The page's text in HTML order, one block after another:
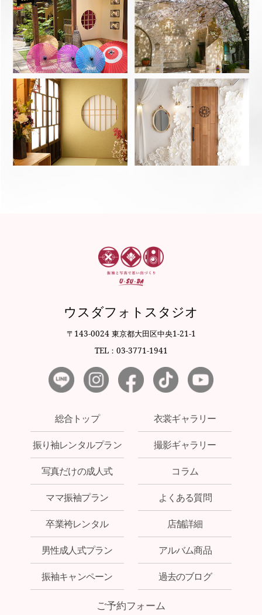
ウスダフォトスタジオ
〒143-0024 東京都大田区中央1-21-1
TEL：03-3771-1941
総合トップ
振り袖レンタルプラン
写真だけの成人式
ママ振袖プラン
卒業袴レンタル
男性成人式プラン
振袖キャンペーン
衣裳ギャラリー
撮影ギャラリー
コラム
よくある質問
店舗詳細
アルバム商品
過去のブログ
ご予約フォーム